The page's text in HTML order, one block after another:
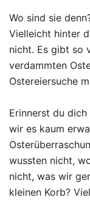
Wo sind sie
Vielleicht hinter
nicht. Es gibt so
verdammten
Ostereiersuche
Erinnerst du
wir es kaum
wussten nicht,
nicht, was wir
kleinen Korb?